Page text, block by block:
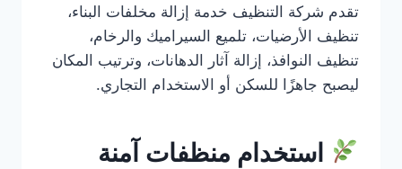
تقدم شركة التنظيف خدمة إزالة مخلفات البناء،
تنظيف الأرضيات، تلميع السيراميك والرخام،
تنظيف النوافذ، إزالة آثار الدهانات، وترتيب المكان
ليصبح جاهزًا للسكن أو الاستخدام التجاري.
استخدام منظفات آمنة